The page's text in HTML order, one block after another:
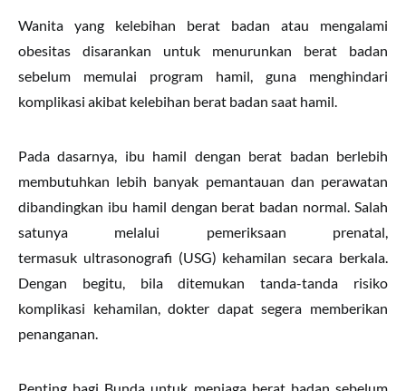
Wanita yang kelebihan berat badan atau mengalami
obesitas disarankan untuk menurunkan berat badan
sebelum memulai program hamil, guna menghindari
komplikasi akibat kelebihan berat badan saat hamil.
Pada dasarnya, ibu hamil dengan berat badan berlebih
membutuhkan lebih banyak pemantauan dan perawatan
dibandingkan ibu hamil dengan berat badan normal. Salah
satunya melalui pemeriksaan prenatal,
termasuk ultrasonografi (USG) kehamilan secara berkala.
Dengan begitu, bila ditemukan tanda-tanda risiko
komplikasi kehamilan, dokter dapat segera memberikan
penanganan.